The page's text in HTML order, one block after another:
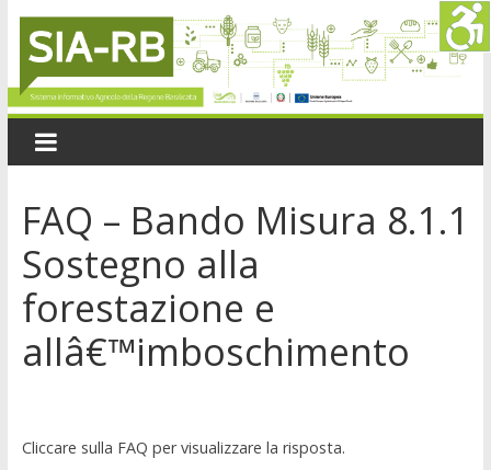
FAQ – Bando Misura 8.1.1
Sostegno alla
forestazione e
allâ€™imboschimento
Cliccare sulla FAQ per visualizzare la risposta.